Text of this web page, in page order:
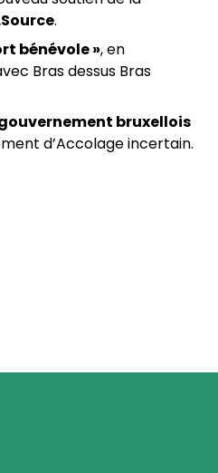
.
bénévole », en
Bras dessus Bras
gouvernement bruxellois
d’Accolage incertain.